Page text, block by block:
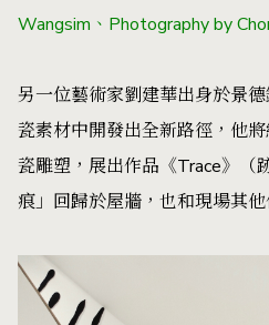
Wangsim、Photography by
另一位藝術家劉建華出身於景
瓷素材中開發出全新路徑，他
瓷雕塑，展出作品《Trace》（
痕」回歸於屋牆，也和現場其